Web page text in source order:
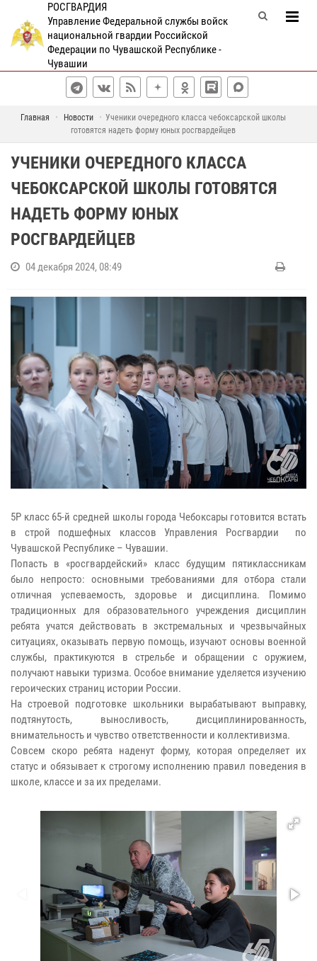
РОСГВАРДИЯ
Управление Федеральной службы войск
национальной гвардии Российской
Федерации по Чувашской Республике -
Чувашии
Главная Новости
Ученики очередного класса чебоксарской школы
готовятся надеть форму юных росгвардейцев
УЧЕНИКИ ОЧЕРЕДНОГО КЛАССА
ЧЕБОКСАРСКОЙ ШКОЛЫ ГОТОВЯТСЯ
НАДЕТЬ ФОРМУ ЮНЫХ
РОСГВАРДЕЙЦЕВ
04 декабря 2024, 08:49
5Р класс 65-й средней школы города Чебоксары готовится встать
в строй подшефных классов Управления Росгвардии по
Чувашской Республике – Чувашии.
Попасть в «росгвардейский» класс будущим пятиклассникам
было непросто: основными требованиями для отбора стали
отличная успеваемость, здоровье и дисциплина. Помимо
традиционных для образовательного учреждения дисциплин
ребята учатся действовать в экстремальных и чрезвычайных
ситуациях, оказывать первую помощь, изучают основы военной
службы, практикуются в стрельбе и обращении с оружием,
получают навыки туризма. Особое внимание уделяется изучению
героических страниц истории России.
На строевой подготовке школьники вырабатывают выправку,
подтянутость, выносливость, дисциплинированность,
внимательность и чувство ответственности и коллективизма.
Совсем скоро ребята наденут форму, которая определяет их
статус и обязывает к строгому исполнению правил поведения в
школе, классе и за их пределами.